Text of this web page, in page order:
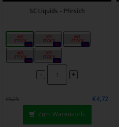
SC Liquids - Pfirsich
0mg
0x
3mg
0x
6mg
0x
12mg
0x
18mg
0x
- +
€5,25
€4,72
Zum Warenkorb